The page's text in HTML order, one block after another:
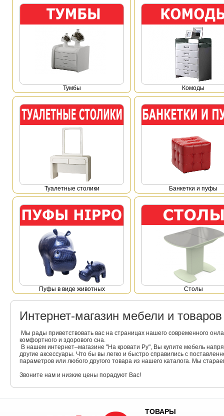
Тумбы Комоды
Туалетные столики Банкетки и пуфы
Пуфы в виде животных Столы
Интернет-магазин мебели и
Мы рады приветствовать вас на страницах нашего современного
комфортного и здорового сна.
В нашем интернет–магазине "На кровати Ру", Вы купите мебель
другие аксессуары. Что бы вы легко и быстро справились с
параметров или любого другого товара из нашего каталога. Мы
Звоните нам и низкие цены порадуют Вас!
ТОВАРЫ